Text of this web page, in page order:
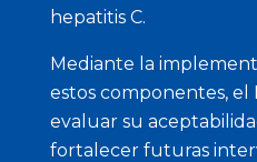
hepatitis C.
Mediante la
estos componentes, el
evaluar su
fortalecer futuras